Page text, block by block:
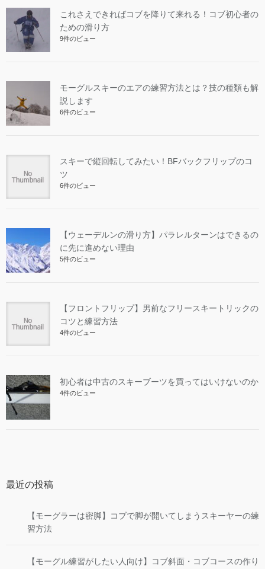
これさえできればコブを降りて来れる！コブ初心者の
ための滑り方
9件のビュー
モーグルスキーのエアの練習方法とは？技の種類も解
説します
6件のビュー
スキーで縦回転してみたい！BFバックフリップのコ
ツ
6件のビュー
【ウェーデルンの滑り方】パラレルターンはできるの
に先に進めない理由
5件のビュー
【フロントフリップ】男前なフリースキートリックの
コツと練習方法
4件のビュー
初心者は中古のスキーブーツを買ってはいけないのか
4件のビュー
最近の投稿
【モーグラーは密脚】コブで脚が開いてしまうスキーヤーの練
習方法
【モーグル練習がしたい人向け】コブ斜面・コブコースの作り